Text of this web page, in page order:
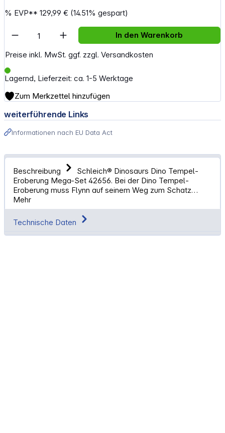
% EVP**129,99 € (14.51% gespart)
Preise inkl. MwSt. ggf. zzgl. Versandkosten
Lagernd, Lieferzeit: ca. 1-5 Werktage
Artikel Anzahl: Gib den gewünschten
In den Warenkorb
Zum Merkzettel hinzufügen
weiterführende Links
Informationen nach EU Data Act
Beschreibung
Schleich® Dinosaurs Dino Tempel-
Eroberung Mega-Set 42656. Bei der Dino Tempel-
Eroberung muss Flynn auf seinem Weg zum Schatz…
Mehr
Technische Daten